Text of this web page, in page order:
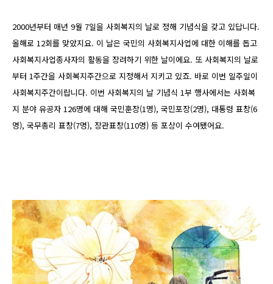
2000년부터 매년 9월 7일을 사회복지의 날로 정해 기념식을 갖고 있답니다.
올해로 12회를 맞았지요. 이 날은 국민의 사회복지사업에 대한 이해를 돕고
사회복지사업종사자의 활동을 장려하기 위한 날이에요. 또 사회복지의 날로
부터 1주간을 사회복지주간으로 지정해서 지키고 있죠. 바로 이번 일주일이
사회복지주간이랍니다. 이번 사회복지의 날 기념식 1부 행사에서는 사회복
지 분야 유공자 126명에 대해 국민훈장(1명), 국민포장(2명), 대통령 표창(6
명), 국무총리 표창(7명), 장관표창(110명) 등 포상이 수여됐어요.